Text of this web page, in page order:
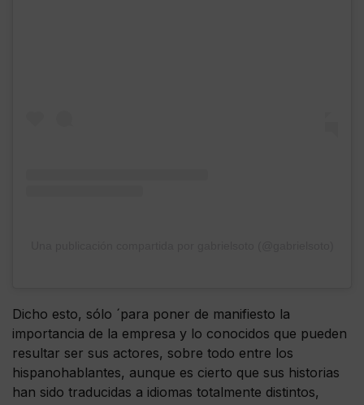
Dicho esto, sólo ´para poner de manifiesto la
importancia de la empresa y lo conocidos que pueden
resultar ser sus actores, sobre todo entre los
hispanohablantes, aunque es cierto que sus historias
han sido traducidas a idiomas totalmente distintos,